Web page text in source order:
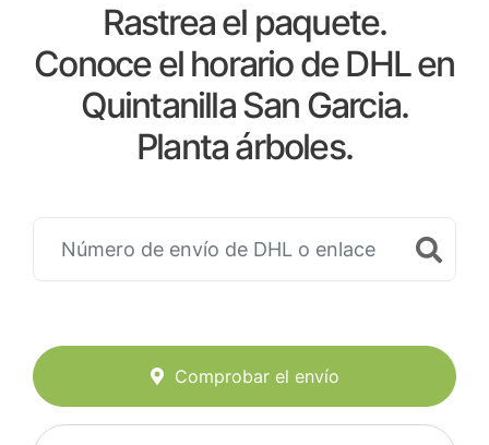
Rastrea el paquete.
Conoce el horario de DHL en
Quintanilla San Garcia.
Planta árboles.
Comprobar el envío